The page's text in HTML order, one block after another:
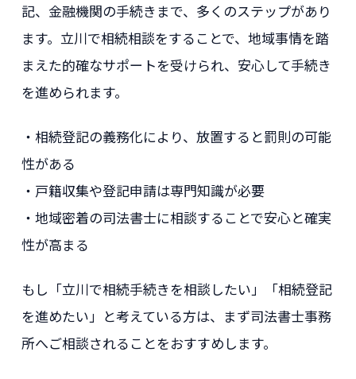
記、金融機関の手続きまで、多くのステップがあり
ます。立川で相続相談をすることで、地域事情を踏
まえた的確なサポートを受けられ、安心して手続き
を進められます。
・相続登記の義務化により、放置すると罰則の可能
性がある
・戸籍収集や登記申請は専門知識が必要
・地域密着の司法書士に相談することで安心と確実
性が高まる
もし「立川で相続手続きを相談したい」「相続登記
を進めたい」と考えている方は、まず司法書士事務
所へご相談されることをおすすめします。